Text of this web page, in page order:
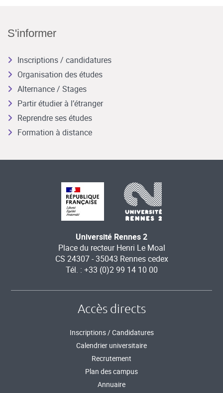
S'informer
Inscriptions / candidatures
Organisation des études
Alternance / Stages
Partir étudier à l’étranger
Reprendre ses études
Formation à distance
Université Rennes 2
Place du recteur Henri Le Moal
CS 24307 - 35043 Rennes cedex
Tél. : +33 (0)2 99 14 10 00
Accès directs
Inscriptions / Candidatures
Calendrier universitaire
Recrutement
Plan des campus
Annuaire